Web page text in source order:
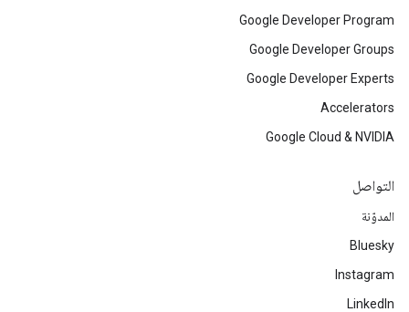
Google Developer Program
Google Developer Groups
Google Developer Experts
Accelerators
Google Cloud & NVIDIA
التواصل
المدوّنة
Bluesky
Instagram
LinkedIn